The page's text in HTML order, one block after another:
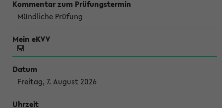
Mündliche Prüfung
Freitag, 7. August 2026